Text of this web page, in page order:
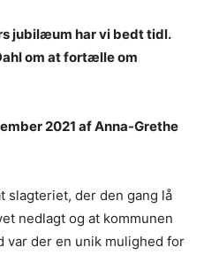
jubilæum har vi bedttidl.
om at fortælle om
2021 af Anna-Grethe
slagteriet, der den gang lå
nedlagt og at kommunen
var der en unik mulighed for